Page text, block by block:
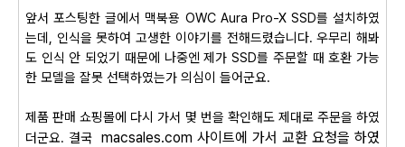
앞서 포스팅한 글에서 맥북용 OWC Aura Pro-X SSD를 설치하였
는데, 인식을 못하여 고생한 이야기를 전해드렸습니다. 우무리 해봐
도 인식 안 되었기 때문에 나중엔 제가 SSD를 주문할 때 호환 가능
한 모델을 잘못 선택하였는가 의심이 들어군요.
제품 판매 쇼핑몰에 다시 가서 몇 번을 확인해도 제대로 주문을 하였
더군요. 결국 macsales.com 사이트에 가서 교환 요청을 하였